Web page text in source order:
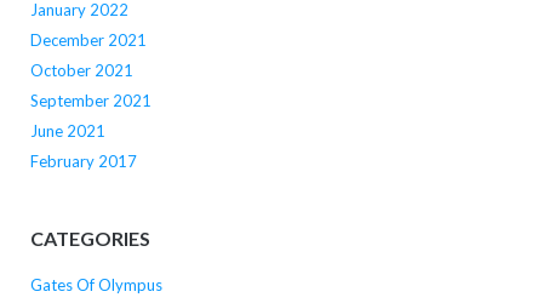
January 2022
December 2021
October 2021
September 2021
June 2021
February 2017
CATEGORIES
Gates Of Olympus